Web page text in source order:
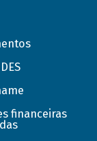
financeiras